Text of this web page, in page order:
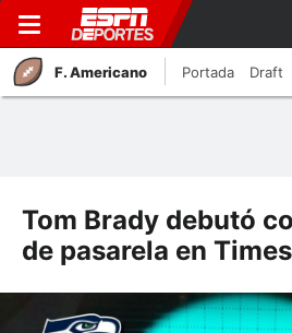
F. Americano Portada Draft
Tom Brady debutó
de pasarela en